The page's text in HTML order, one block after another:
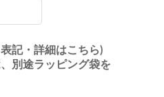
記・詳細はこちら)
別途ラッピング袋を